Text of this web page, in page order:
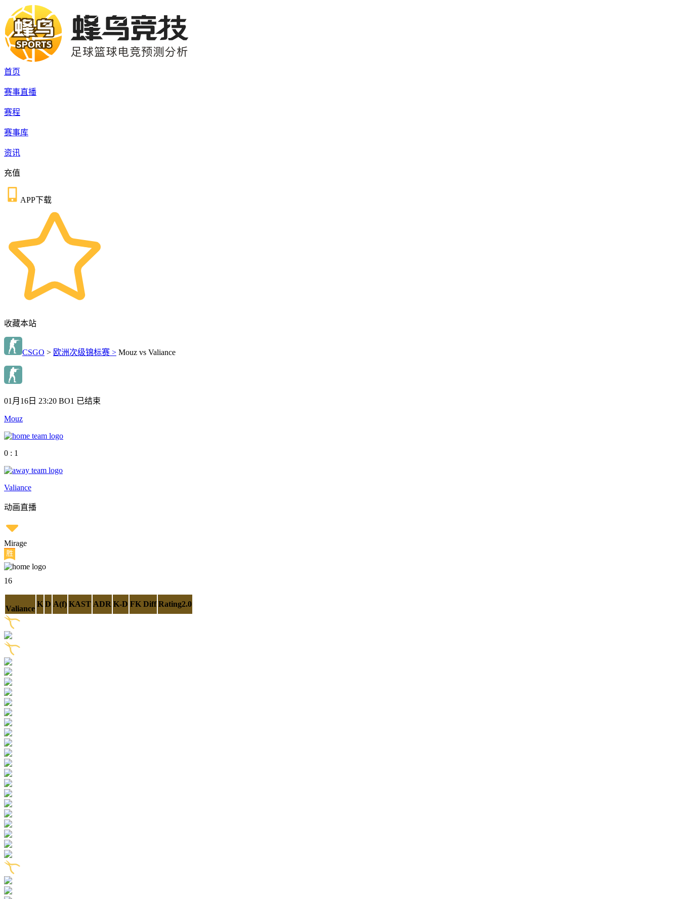
首页
赛事直播
赛程
赛事库
资讯
充值
APP下载
收藏本站
CSGO > 欧洲次级锦标赛 > Mouz vs Valiance
01月16日 23:20 BO1 已结束
Mouz
0 : 1
Valiance
动画直播
Mirage
16
Valiance
K D A(f) KAST ADR K-D FK Diff Rating2.0